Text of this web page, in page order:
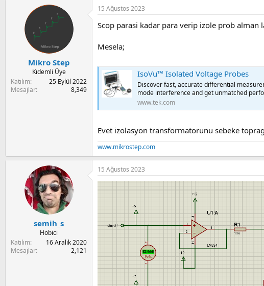
Mikro Step
Kıdemli Üye
Katılım
25 Eylül 2022
Mesajlar
8,349
15 Ağustos 2023
Scop parasi kadar para verip izole prob alman
Mesela;
IsoVu™ Isolated Voltage Probes
Discover fast, accurate differential
mode interference and get unmatched
www.tek.com
Evet izolasyon transformatorunu sebeke
www.mikrostep.com
semih_s
Hobici
Katılım
16 Aralık 2020
Mesajlar
2,121
15 Ağustos 2023